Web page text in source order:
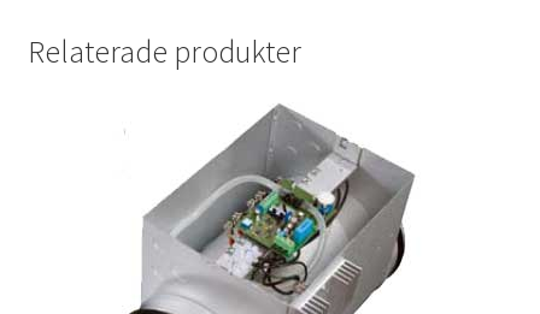
Relaterade produkter